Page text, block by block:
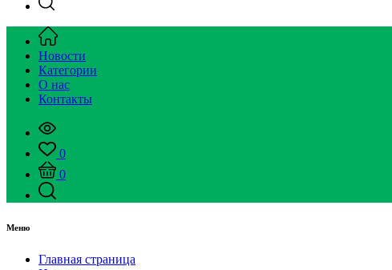
Новости
Категории
О нас
Контакты
0
0
Меню
Главная страница